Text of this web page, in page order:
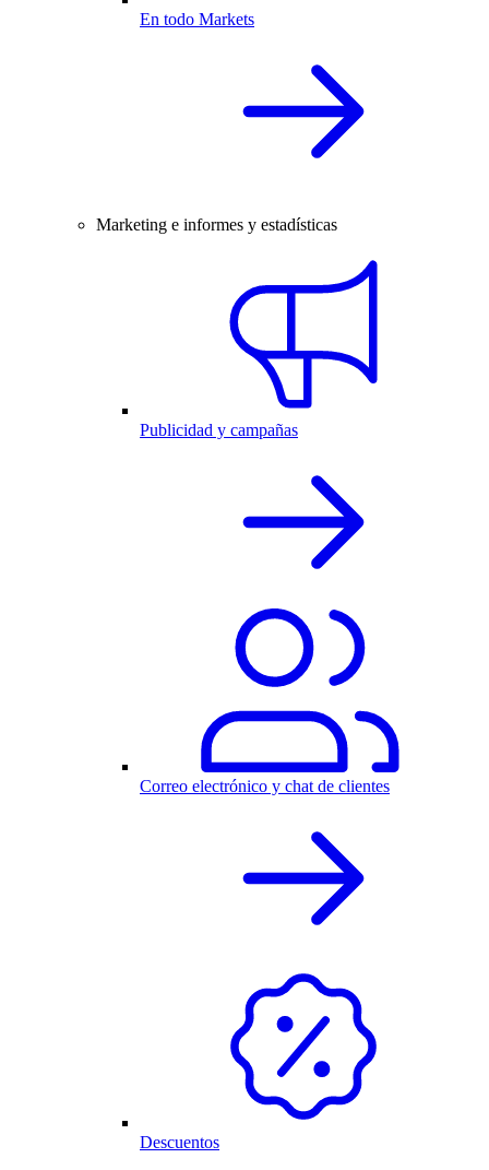
En todo Markets
Marketing e informes y estadísticas
Publicidad y campañas
Correo electrónico y chat de clientes
Descuentos